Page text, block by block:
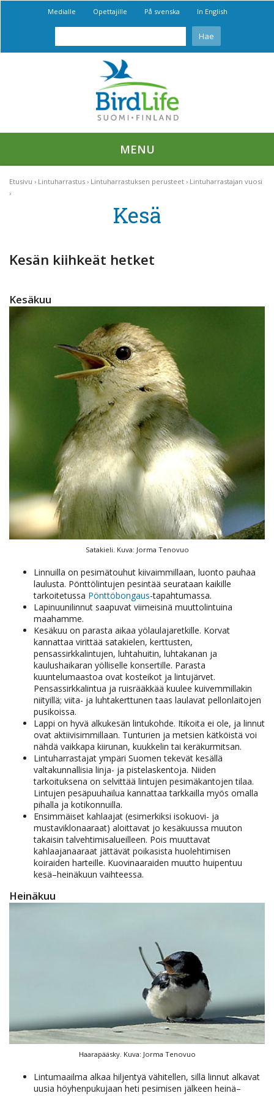
Medialle Opettajille På svenska In English
MENU
Etusivu Lintuharrastus Lintuharrastuksen perusteet Lintuharrastajan vuosi
Kesä
Kesän kiihkeät hetket
Kesäkuu
Satakieli. Kuva: Jorma Tenovuo
Linnuilla on pesimätouhut kiivaimmillaan, luonto pauhaa
laulusta. Pönttölintujen pesintää seurataan kaikille
tarkoitetussa Pönttöbongaus-tapahtumassa.
Lapinuunilinnut saapuvat viimeisinä muuttolintuina
maahamme.
Kesäkuu on parasta aikaa yölaulajaretkille. Korvat
kannattaa virittää satakielen, kerttusten,
pensassirkkalintujen, luhtahuitin, luhtakanan ja
kaulushaikaran yölliselle konsertille. Parasta
kuuntelumaastoa ovat kosteikot ja lintujärvet.
Pensassirkkalintua ja ruisrääkkää kuulee kuivemmillakin
niityillä; viita- ja luhtakerttunen taas laulavat pellonlaitojen
pusikoissa.
Lappi on hyvä alkukesän lintukohde. Itikoita ei ole, ja linnut
ovat aktiivisimmillaan. Tunturien ja metsien kätköistä voi
nähdä vaikkapa kiirunan, kuukkelin tai keräkurmitsan.
Lintuharrastajat ympäri Suomen tekevät kesällä
valtakunnallisia linja- ja pistelaskentoja. Niiden
tarkoituksena on selvittää lintujen pesimäkantojen tilaa.
Lintujen pesäpuuhailua kannattaa tarkkailla myös omalla
pihalla ja kotikonnuilla.
Ensimmäiset kahlaajat (esimerkiksi isokuovi- ja
mustaviklonaaraat) aloittavat jo kesäkuussa muuton
takaisin talvehtimisalueilleen. Pois muuttavat
kahlaajanaaraat jättävät poikasista huolehtimisen
koiraiden harteille. Kuovinaaraiden muutto huipentuu
kesä–heinäkuun vaihteessa.
Heinäkuu
Haarapääsky. Kuva: Jorma Tenovuo
Lintumaailma alkaa hiljentyä vähitellen, sillä linnut alkavat
uusia höyhenpukujaan heti pesimisen jälkeen heinä–